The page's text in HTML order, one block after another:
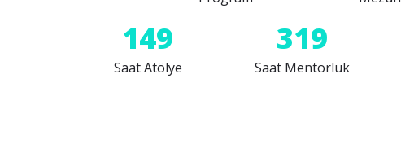
150
Saat Atölye
320
Saat Mentorluk